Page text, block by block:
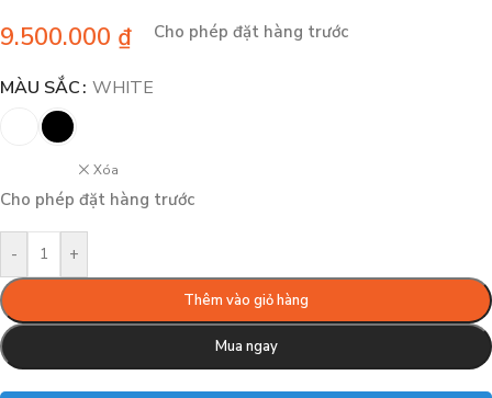
9.500.000 ₫ Cho phép đặt hàng trước
MÀU SẮC WHITE
Xóa
Cho phép đặt hàng trước
- +
Thêm vào giỏ hàng
Mua ngay